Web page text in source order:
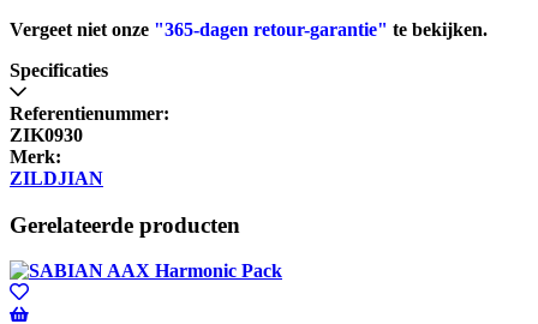
Vergeet niet onze "365-dagen retour-garantie" te bekijken.
Specificaties
Referentienummer:
ZIK0930
Merk:
ZILDJIAN
Gerelateerde producten